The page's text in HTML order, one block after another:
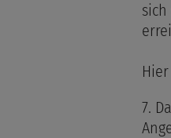
7.